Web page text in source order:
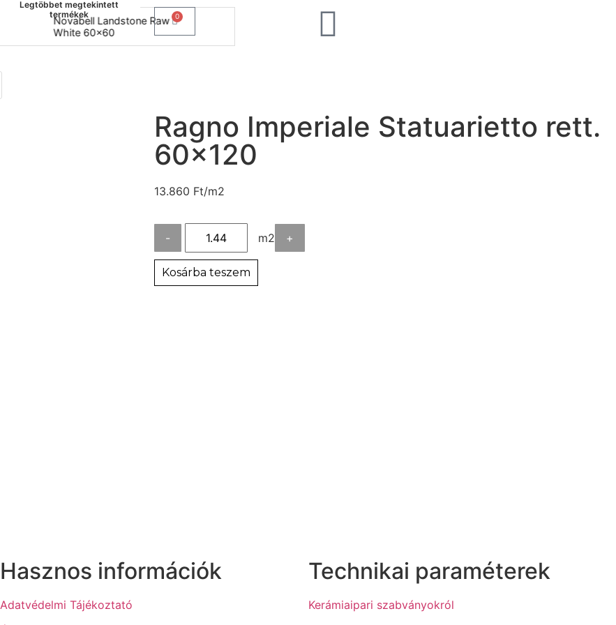
Legtöbbet megtekintett
termékek
Novabell Landstone Raw
White 60x60
0
Ragno Imperiale Statuarietto rett.
60×120
13.860 Ft/m2
- m2 +
Kosárba teszem
Hasznos információk
Adatvédelmi Tájékoztató
Technikai paraméterek
Kerámiaipari szabványokról